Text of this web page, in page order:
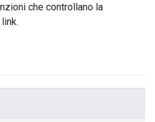
che controllano la